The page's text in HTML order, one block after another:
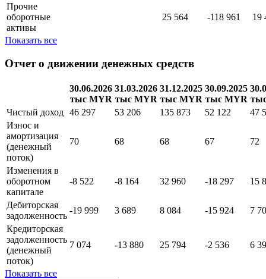
Прочие
оборотные
активы
25 564 -118 961 19
Показать все
Отчет о движении денежных средств
30.06.2026
тыс MYR
31.03.2026
тыс MYR
31.12.2025
тыс MYR
30.09.2025
тыс MYR
Чистый доход 46 297 53 206 135 873 52 122
47
Износ и
амортизация
(денежный
поток)
70 68 68 67 72
Изменения в
оборотном
капитале
-8 522 -8 164 32 960 -18 297 15
Дебиторская
задолженность
-19 999 3 689 8 084 -15 924
7
Кредиторская
задолженность
(денежный
поток)
7 074 -13 880 25 794 -2 536 6
Показать все